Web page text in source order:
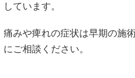
しています。
痛みや痺れの症状は早期の施
にご相談ください。